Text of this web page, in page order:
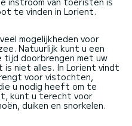
te vinden in Lorient.
mogelijkheden voor
Natuurlijk kunt u een
tijd doorbrengen met uw
is niet alles. In Lorient vindt
voor vistochten,
u nodig heeft om te
kunt u terecht voor
duiken en snorkelen.